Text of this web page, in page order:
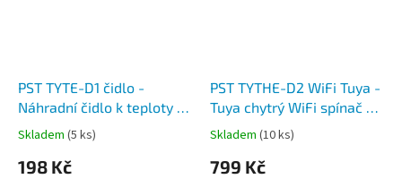
PST TYTE-D1 čidlo -
Náhradní čidlo k teploty a
vlhkosti PST TYTHE-D2
Skladem (5 ks)
198 Kč
PST TYTHE-D2 WiFi Tuya -
Tuya chytrý WiFi spínač se
senzorem vlhkosti a
teploty, měření spotřeby
Skladem (10 ks)
799 Kč